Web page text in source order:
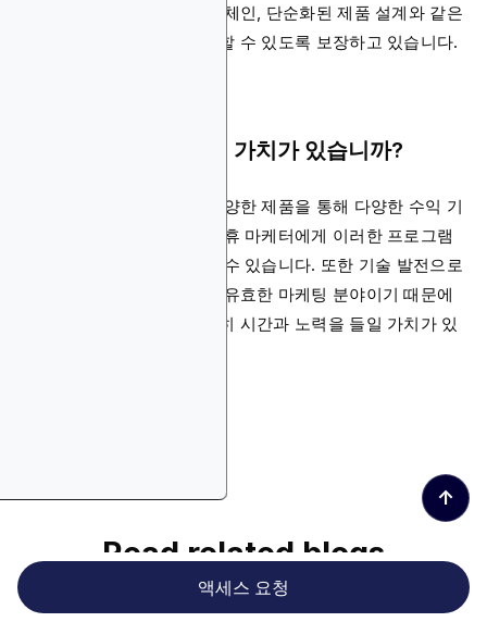
플랫폼, 투명성을 위한 블록체인, 단순화된 제품 설계와 같은
새로운 디지털 기능을 채택할 수 있도록 보장하고 있습니다.
보험 제휴 프로그램이 가치가 있습니까?
물론입니다. 이 플랫폼은 다양한 제품을 통해 다양한 수익 기
회를 제공합니다. 확립된 제휴 마케터에게 이러한 프로그램
은 일관된 수입원을 약속할 수 있습니다. 또한 기술 발전으로
인해 빠르게 진화하는 항상 유효한 마케팅 분야이기 때문에
보험 제휴 프로그램은 확실히 시간과 노력을 들일 가치가 있
Read related blogs
↑
액세스 요청